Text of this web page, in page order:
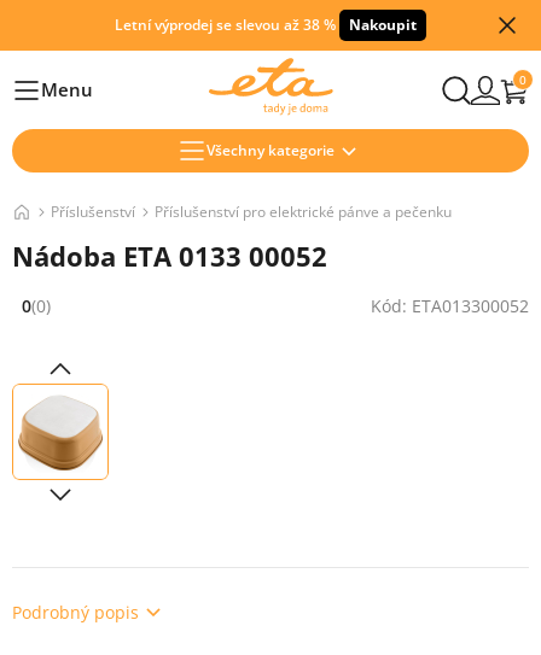
Letní výprodej se slevou až 38 % Nakoupit
HlavníMenu 0
Všechny kategorie
Příslušenství Příslušenství pro elektrické pánve a pečenku
Nádoba ETA 0133 00052
Hodnocení: 0 z 5 (0 recenzí)
0(0) Kód: ETA013300052
Podrobný popis